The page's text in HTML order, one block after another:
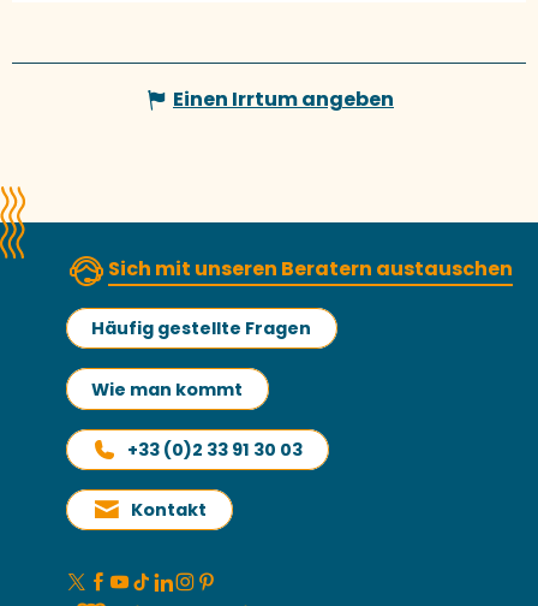
Einen Irrtum angeben
Sich mit unseren Beratern austauschen
Häufig gestellte Fragen
Wie man kommt
+33 (0)2 33 91 30 03
Kontakt